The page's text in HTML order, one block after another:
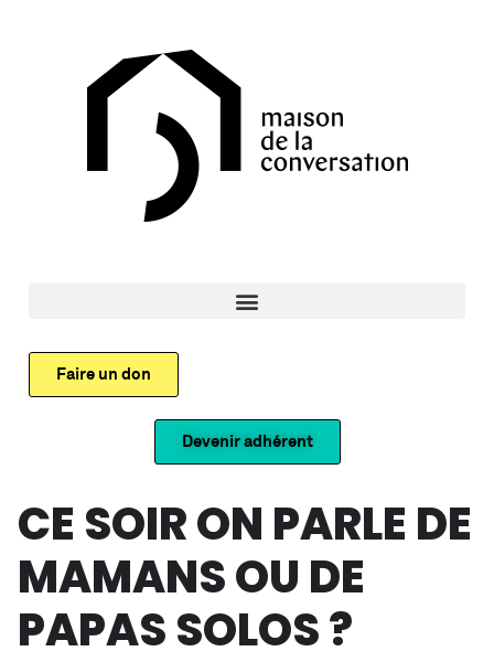
Faire un don
Devenir adhérent
CE SOIR ON PARLE DE
MAMANS OU DE
PAPAS SOLOS ?